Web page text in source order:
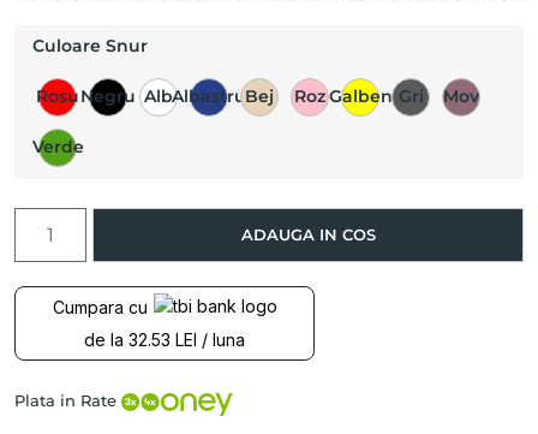
Culoare Snur
RosuNegru AlbAlbastruBej RozGalben Gri Mov
Verde
Pandantiv
INTERSTELLAR
cu
Diamant
Roz
ADAUGA IN COS
Cumpara cu
de la 32.53 LEI / luna
Plata in Rate